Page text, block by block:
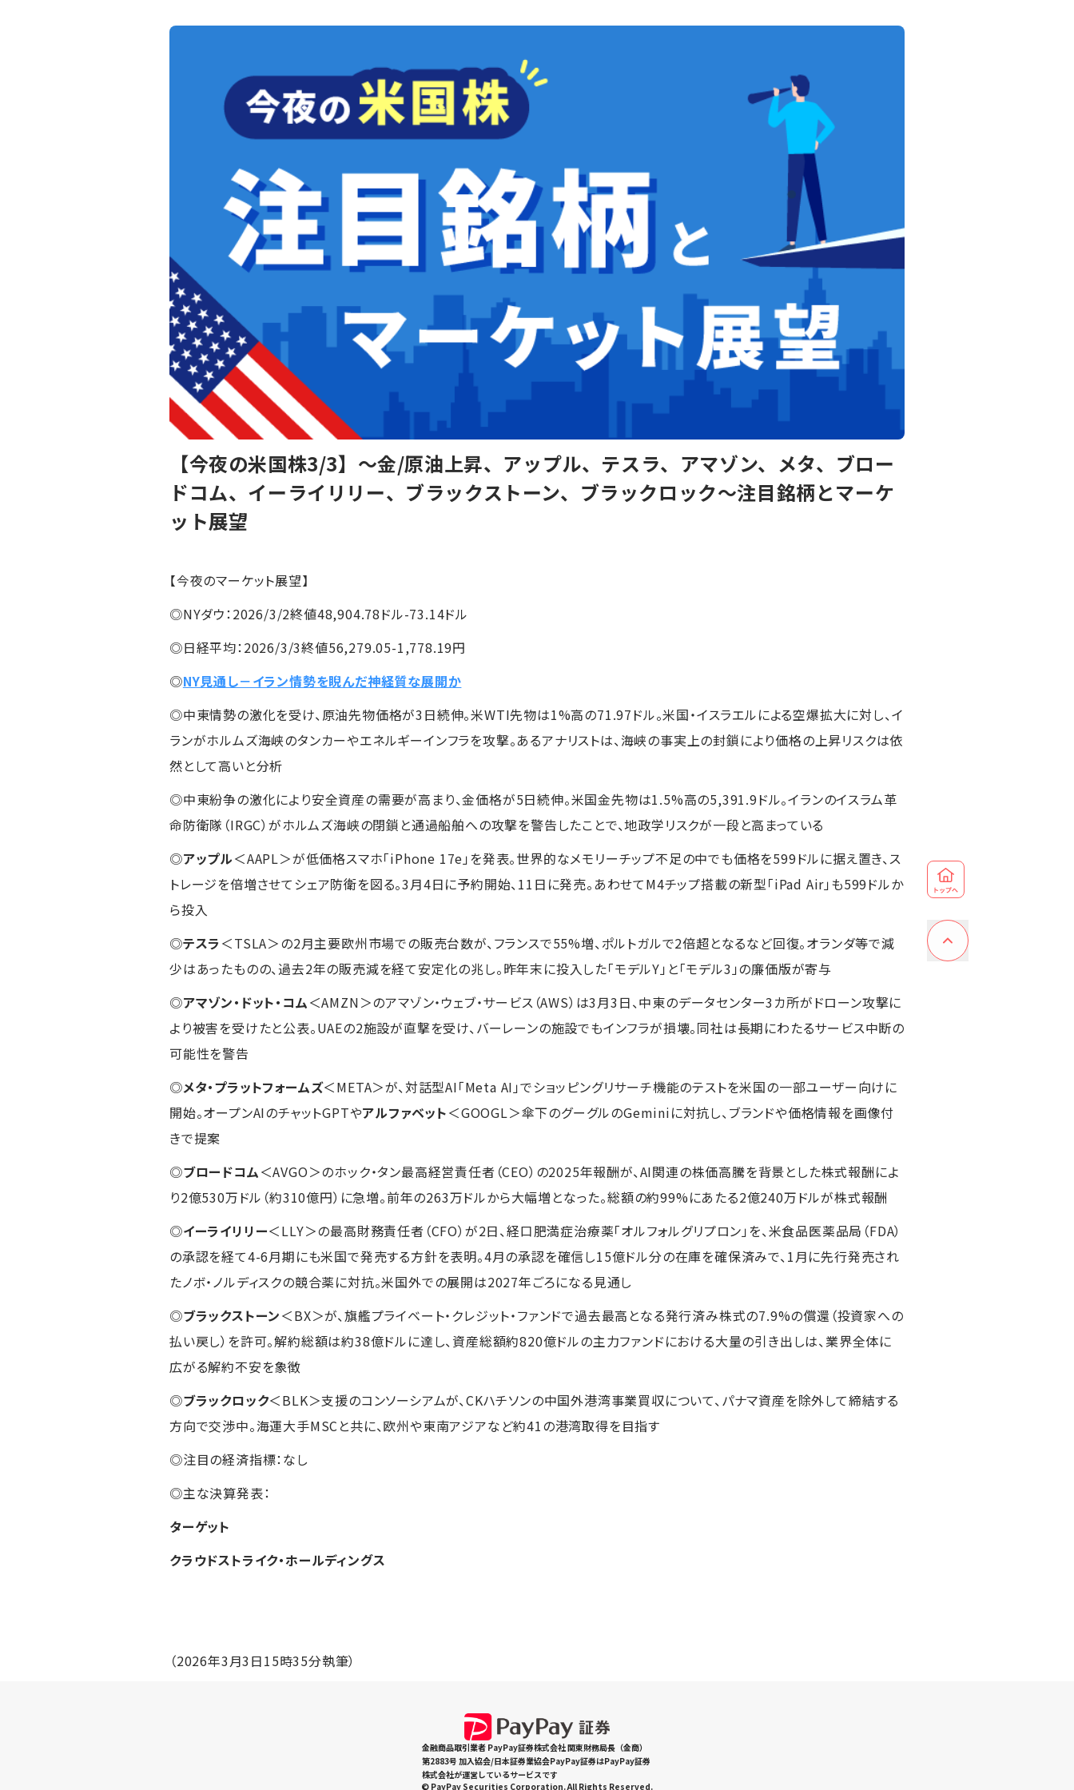
【今夜の米国株3/3】～金/原油上昇、アップル、テスラ、アマゾン、メタ、ブロー
ドコム、イーライリリー、ブラックストーン、ブラックロック～注目銘柄とマーケ
ット展望
【今夜のマーケット展望】
◎NYダウ：2026/3/2終値48,904.78ドル-73.14ドル
◎日経平均：2026/3/3終値56,279.05-1,778.19円
◎NY見通し－イラン情勢を睨んだ神経質な展開か
◎中東情勢の激化を受け、原油先物価格が3日続伸。米WTI先物は1%高の71.97ドル。米国・イスラエルによる空爆拡大に対し、イ
ランがホルムズ海峡のタンカーやエネルギーインフラを攻撃。あるアナリストは、海峡の事実上の封鎖により価格の上昇リスクは依
然として高いと分析
◎中東紛争の激化により安全資産の需要が高まり、金価格が5日続伸。米国金先物は1.5%高の5,391.9ドル。イランのイスラム革
命防衛隊（IRGC）がホルムズ海峡の閉鎖と通過船舶への攻撃を警告したことで、地政学リスクが一段と高まっている
◎アップル＜AAPL＞が低価格スマホ「iPhone 17e」を発表。世界的なメモリーチップ不足の中でも価格を599ドルに据え置き、ス
トレージを倍増させてシェア防衛を図る。3月4日に予約開始、11日に発売。あわせてM4チップ搭載の新型「iPad Air」も599ドルか
ら投入
◎テスラ ＜TSLA＞の2月主要欧州市場での販売台数が、フランスで55%増、ポルトガルで2倍超となるなど回復。オランダ等で減
少はあったものの、過去2年の販売減を経て安定化の兆し。昨年末に投入した「モデルY」と「モデル3」の廉価版が寄与
◎アマゾン・ドット・コム＜AMZN＞のアマゾン・ウェブ・サービス（AWS）は3月3日、中東のデータセンター3カ所がドローン攻撃に
より被害を受けたと公表。UAEの2施設が直撃を受け、バーレーンの施設でもインフラが損壊。同社は長期にわたるサービス中断の
可能性を警告
◎メタ・プラットフォームズ＜META＞が、対話型AI「Meta AI」でショッピングリサーチ機能のテストを米国の一部ユーザー向けに
開始。オープンAIのチャットGPTやアルファベット＜GOOGL＞傘下のグーグルのGeminiに対抗し、ブランドや価格情報を画像付
きで提案
◎ブロードコム＜AVGO＞のホック・タン最高経営責任者（CEO）の2025年報酬が、AI関連の株価高騰を背景とした株式報酬によ
り2億530万ドル（約310億円）に急増。前年の263万ドルから大幅増となった。総額の約99%にあたる2億240万ドルが株式報酬
◎イーライリリー＜LLY＞の最高財務責任者（CFO）が2日、経口肥満症治療薬「オルフォルグリプロン」を、米食品医薬品局（FDA）
の承認を経て4-6月期にも米国で発売する方針を表明。4月の承認を確信し15億ドル分の在庫を確保済みで、1月に先行発売され
たノボ・ノルディスクの競合薬に対抗。米国外での展開は2027年ごろになる見通し
◎ブラックストーン＜BX＞が、旗艦プライベート・クレジット・ファンドで過去最高となる発行済み株式の7.9%の償還（投資家への
払い戻し）を許可。解約総額は約38億ドルに達し、資産総額約820億ドルの主力ファンドにおける大量の引き出しは、業界全体に
広がる解約不安を象徴
◎ブラックロック＜BLK＞支援のコンソーシアムが、CKハチソンの中国外港湾事業買収について、パナマ資産を除外して締結する
方向で交渉中。海運大手MSCと共に、欧州や東南アジアなど約41の港湾取得を目指す
◎注目の経済指標：なし
◎主な決算発表：
ターゲット
クラウドストライク・ホールディングス
（2026年3月3日15時35分執筆）
金融商品取引業者 PayPay証券株式会社 関東財務局長（金商）
第2883号 加入協会/日本証券業協会PayPay証券はPayPay証券
株式会社が運営しているサービスです
© PayPay Securities Corporation. All Rights Reserved.